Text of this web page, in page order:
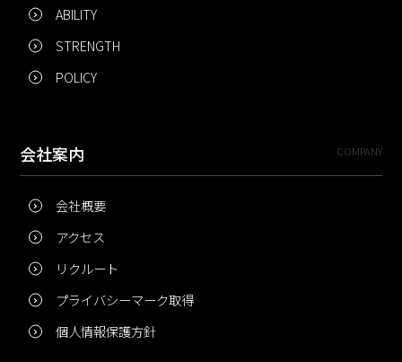
ABILITY
STRENGTH
POLICY
会社案内 COMPANY
会社概要
アクセス
リクルート
プライバシーマーク取得
個人情報保護方針